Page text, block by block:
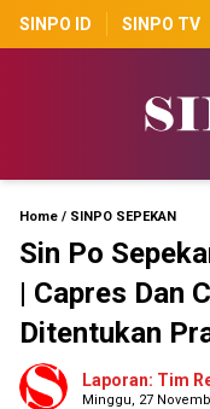
SINPO ID SINPO TV
Home / SINPO SEPEKAN
Sin Po
| Capres Dan
Ditentukan
Laporan: Tim
Minggu, 27